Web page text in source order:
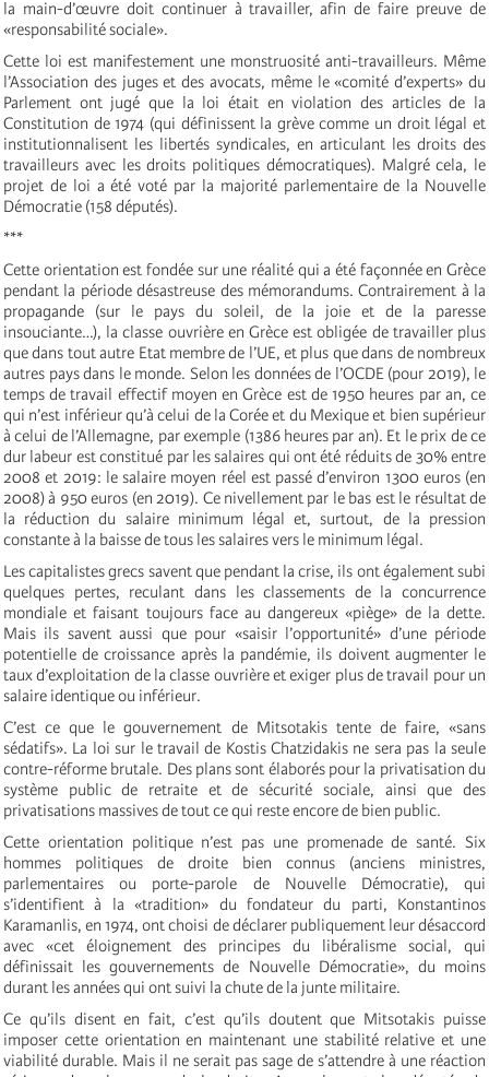
la main-d’œuvre doit continuer à travailler, afin de faire preuve de
«responsabilité sociale».
Cette loi est manifestement une monstruosité anti-travailleurs. Même
l’Association des juges et des avocats, même le «comité d’experts» du
Parlement ont jugé que la loi était en violation des articles de la
Constitution de 1974 (qui définissent la grève comme un droit légal et
institutionnalisent les libertés syndicales, en articulant les droits des
travailleurs avec les droits politiques démocratiques). Malgré cela, le
projet de loi a été voté par la majorité parlementaire de la Nouvelle
Démocratie (158 députés).
***
Cette orientation est fondée sur une réalité qui a été façonnée en Grèce
pendant la période désastreuse des mémorandums. Contrairement à la
propagande (sur le pays du soleil, de la joie et de la paresse
insouciante…), la classe ouvrière en Grèce est obligée de travailler plus
que dans tout autre Etat membre de l’UE, et plus que dans de nombreux
autres pays dans le monde. Selon les données de l’OCDE (pour 2019), le
temps de travail effectif moyen en Grèce est de 1950 heures par an, ce
qui n’est inférieur qu’à celui de la Corée et du Mexique et bien supérieur
à celui de l’Allemagne, par exemple (1386 heures par an). Et le prix de ce
dur labeur est constitué par les salaires qui ont été réduits de 30% entre
2008 et 2019: le salaire moyen réel est passé d’environ 1300 euros (en
2008) à 950 euros (en 2019). Ce nivellement par le bas est le résultat de
la réduction du salaire minimum légal et, surtout, de la pression
constante à la baisse de tous les salaires vers le minimum légal.
Les capitalistes grecs savent que pendant la crise, ils ont également subi
quelques pertes, reculant dans les classements de la concurrence
mondiale et faisant toujours face au dangereux «piège» de la dette.
Mais ils savent aussi que pour «saisir l’opportunité» d’une période
potentielle de croissance après la pandémie, ils doivent augmenter le
taux d’exploitation de la classe ouvrière et exiger plus de travail pour un
salaire identique ou inférieur.
C’est ce que le gouvernement de Mitsotakis tente de faire, «sans
sédatifs». La loi sur le travail de Kostis Chatzidakis ne sera pas la seule
contre-réforme brutale. Des plans sont élaborés pour la privatisation du
système public de retraite et de sécurité sociale, ainsi que des
privatisations massives de tout ce qui reste encore de bien public.
Cette orientation politique n’est pas une promenade de santé. Six
hommes politiques de droite bien connus (anciens ministres,
parlementaires ou porte-parole de Nouvelle Démocratie), qui
s’identifient à la «tradition» du fondateur du parti, Konstantinos
Karamanlis, en 1974, ont choisi de déclarer publiquement leur désaccord
avec «cet éloignement des principes du libéralisme social, qui
définissait les gouvernements de Nouvelle Démocratie», du moins
durant les années qui ont suivi la chute de la junte militaire.
Ce qu’ils disent en fait, c’est qu’ils doutent que Mitsotakis puisse
imposer cette orientation en maintenant une stabilité relative et une
viabilité durable. Mais il ne serait pas sage de s’attendre à une réaction